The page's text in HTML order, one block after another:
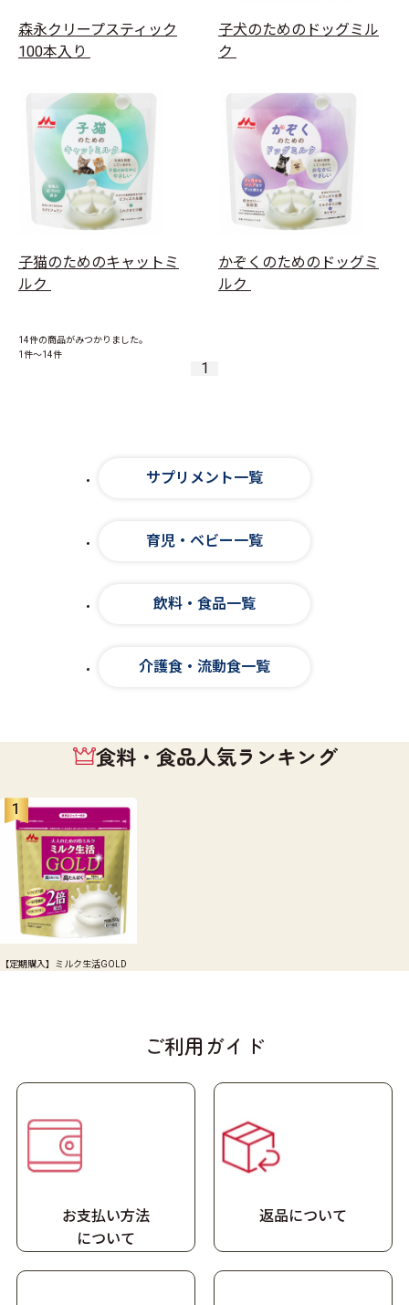
森永クリープスティック
100本入り
子犬のためのドッグミル
ク
子猫のためのキャットミ
ルク
かぞくのためのドッグミ
ルク
14件の商品がみつかりました。
1件～14件
1
サプリメント一覧
育児・ベビー一覧
飲料・食品一覧
介護食・流動食一覧
食料・食品人気ランキング
1
【定期購入】ミルク生活GOLD
ご利用ガイド
お支払い方法
について
返品について